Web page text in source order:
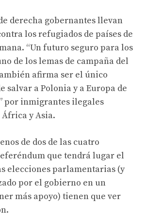
derecha gobernantes llevan
los refugiados de países de
“Un futuro seguro para los
de los lemas de campaña del
afirma ser el único
salvar a Polonia y a Europa de
por inmigrantes ilegales
y Asia.
de dos de las cuatro
que tendrá lugar el
elecciones parlamentarias (y
por el gobierno en un
más apoyo) tienen que ver